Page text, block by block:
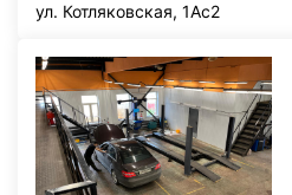
ул. Котляковская, 1Ас2